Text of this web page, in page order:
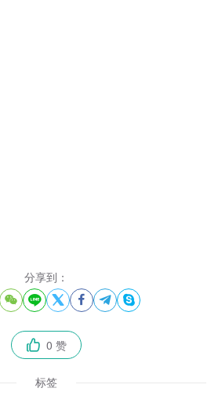
分享到：
     
 0 赞
标签